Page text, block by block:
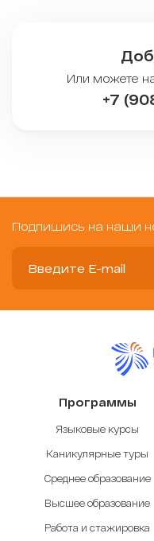
Или можете
+7
Подпишись на наши
Программы
Языковые курсы
Каникулярные туры
Среднее образование
Высшее образование
Работа и стажировка